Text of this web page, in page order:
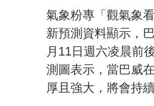
氣象粉專「觀氣象
新預測資料顯示，
月11日週六凌晨前
測圖表示，當巴威
厚且強大，將會持